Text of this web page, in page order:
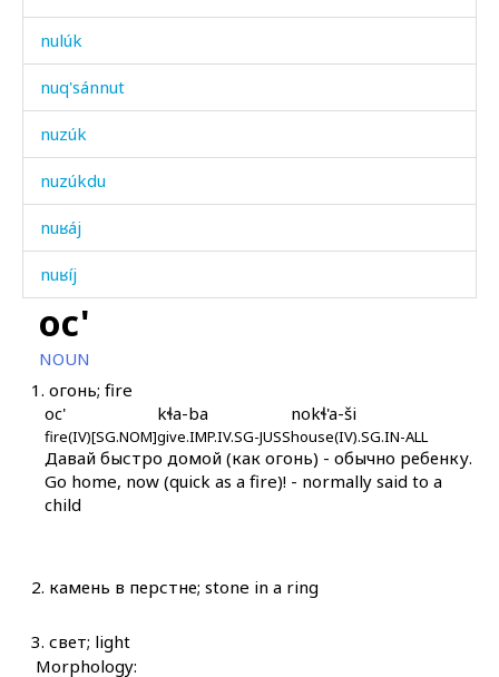
nulúk
nuq'sánnut
nuzúk
nuzúkdu
nuʁáj
nuʁíj
nuˤt'úˤh
núsdu
núsdur
núzər
núˤbžal
nuχːút'
oc'
NOUN
1. огонь; fire
oc'
fire(IV)[SG.NOM]
kɬa-ba
give.IMP.IV.SG-JUSS
nokɬ'a-ši
house(IV).SG.IN-ALL
Давай быстро домой (как огонь) - обычно ребенку.
Go home, now (quick as a fire)! - normally said to a
child
2. камень в перстне; stone in a ring
3. свет; light
Morphology: